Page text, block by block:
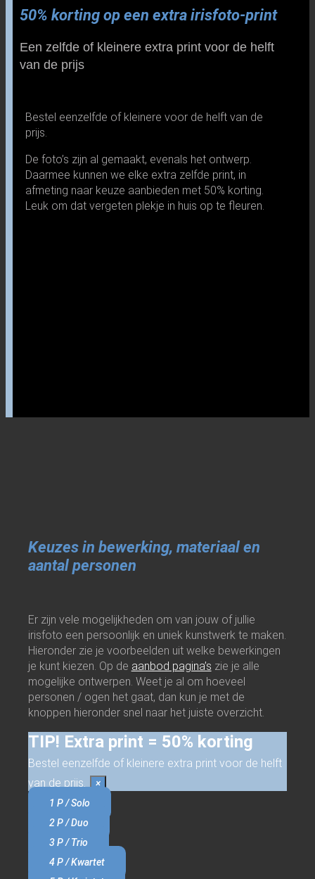
50% korting op een extra irisfoto-print
Een zelfde of kleinere extra print voor de helft
van de prijs
Bestel eenzelfde of kleinere voor de helft van de
prijs.
De foto’s zijn al gemaakt, evenals het ontwerp.
Daarmee kunnen we elke extra zelfde print, in
afmeting naar keuze aanbieden met 50% korting.
Leuk om dat vergeten plekje in huis op te fleuren.
Keuzes in bewerking, materiaal en
aantal personen
Er zijn vele mogelijkheden om van jouw of jullie
irisfoto een persoonlijk en uniek kunstwerk te maken.
Hieronder zie je voorbeelden uit welke bewerkingen
je kunt kiezen. Op de aanbod pagina’s zie je alle
mogelijke ontwerpen. Weet je al om hoeveel
personen / ogen het gaat, dan kun je met de
knoppen hieronder snel naar het juiste overzicht.
TIP! Extra print = 50% korting
Bestel eenzelfde of kleinere extra print voor de helft
van de prijs.
×
1 P / Solo
2 P / Duo
3 P / Trio
4 P / Kwartet